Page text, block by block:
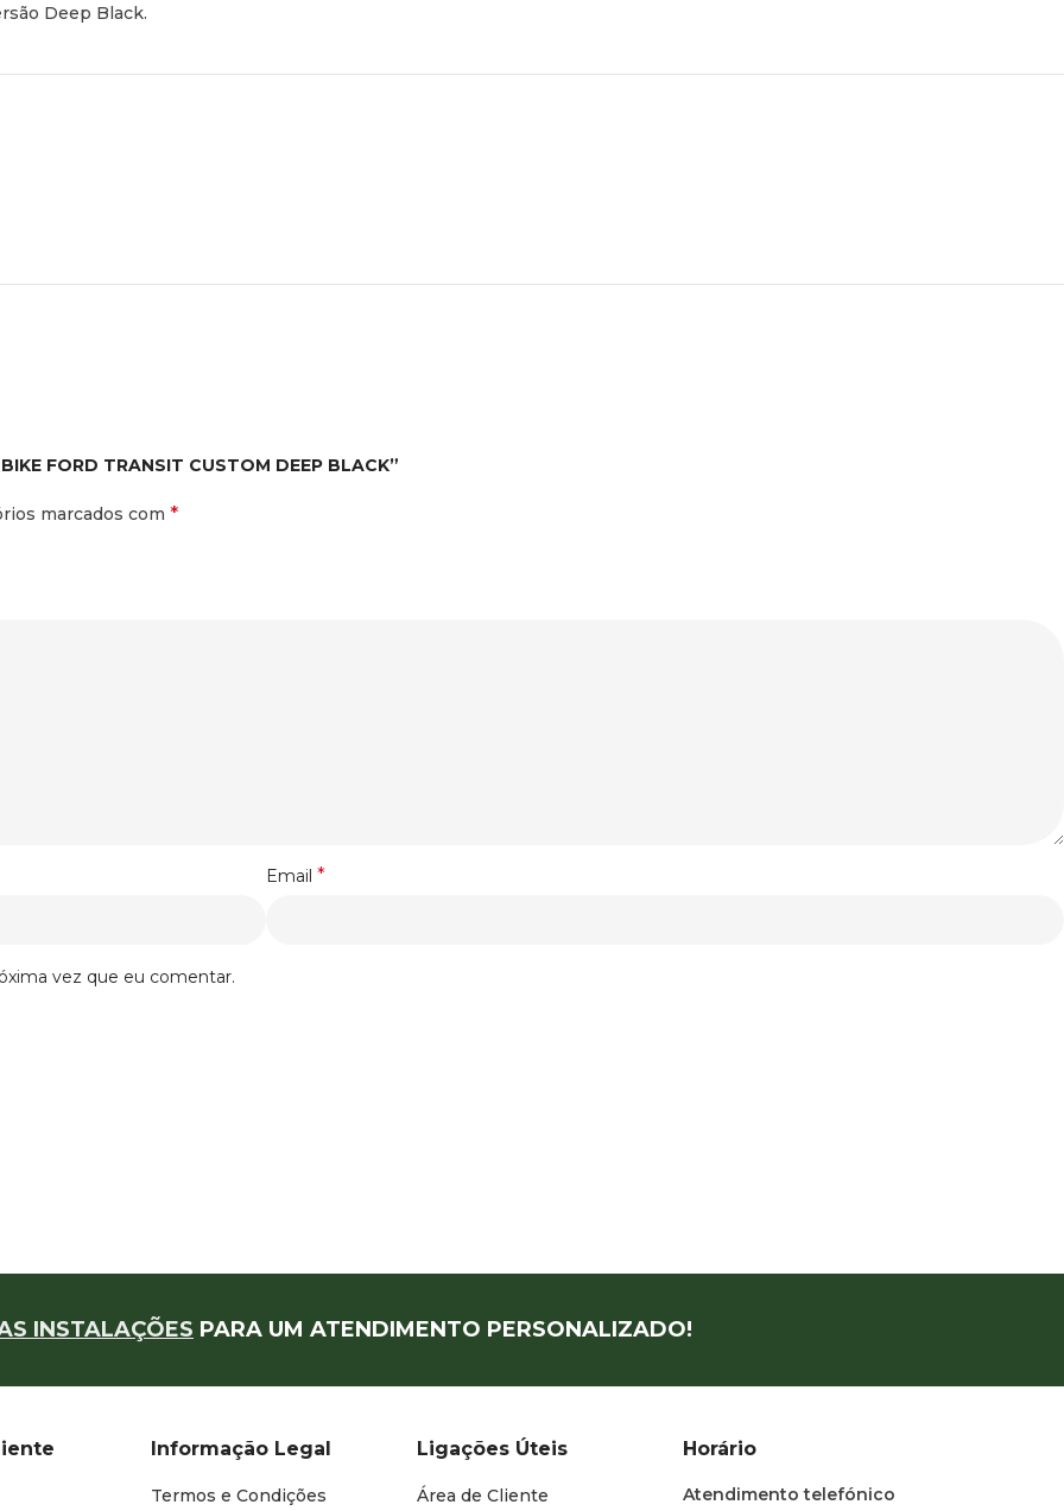
Deep Black.
FORD TRANSIT CUSTOM DEEP BLACK”
marcados com *
Email *
vez que eu comentar.
INSTALAÇÕES PARA UM ATENDIMENTO PERSONALIZADO!
Informação Legal
Termos e Condições
Ligações Úteis
Área de Cliente
Horário
Atendimento telefónico